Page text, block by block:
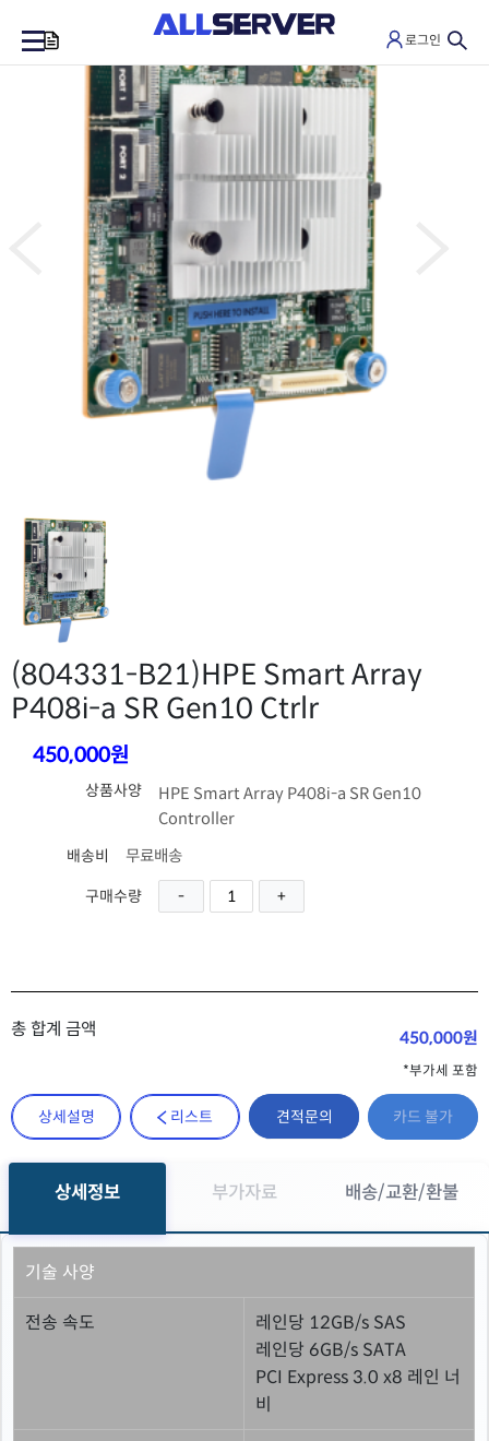
로그인
(804331-B21)HPE Smart Array
P408i-a SR Gen10 Ctrlr
450,000원
상품사양
HPE Smart Array P408i-a SR Gen10
Controller
배송비
무료배송
구매수량
총 합계 금액 450,000원
*부가세 포함
상세설명 리스트 견적문의 카드 불가
상세정보 부가자료 배송/교환/환불
기술 사양
전송 속도
레인당 12GB/s SAS
레인당 6GB/s SATA
PCI Express 3.0 x8 레인 너
비